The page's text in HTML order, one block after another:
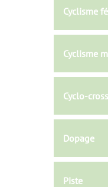
Cyclisme
Cyclisme
Cyclo-cross
Dopage
Piste